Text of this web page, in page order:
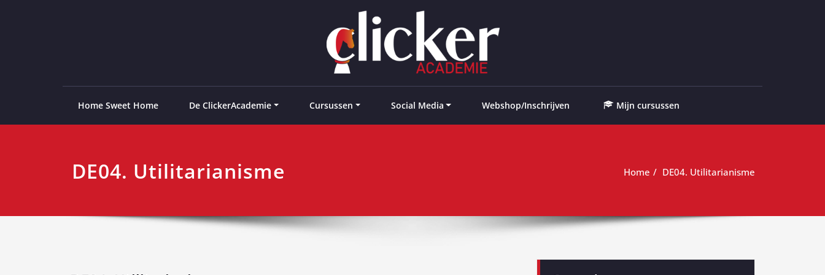
Home Sweet Home De ClickerAcademie Cursussen Social Media Webshop/Inschrijven Mijn cursussen
DE04. Utilitarianisme Home DE04. Utilitarianisme